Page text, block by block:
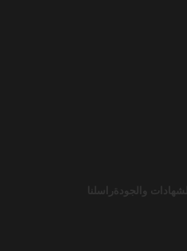
الشهادات والجودةراسلنا